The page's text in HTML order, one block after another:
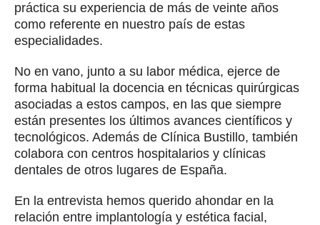
práctica su experiencia de más de veinte años
como referente en nuestro país de estas
especialidades.
No en vano, junto a su labor médica, ejerce de
forma habitual la docencia en técnicas quirúrgicas
asociadas a estos campos, en las que siempre
están presentes los últimos avances científicos y
tecnológicos. Además de Clínica Bustillo, también
colabora con centros hospitalarios y clínicas
dentales de otros lugares de España.
En la entrevista hemos querido ahondar en la
relación entre implantología y estética facial,